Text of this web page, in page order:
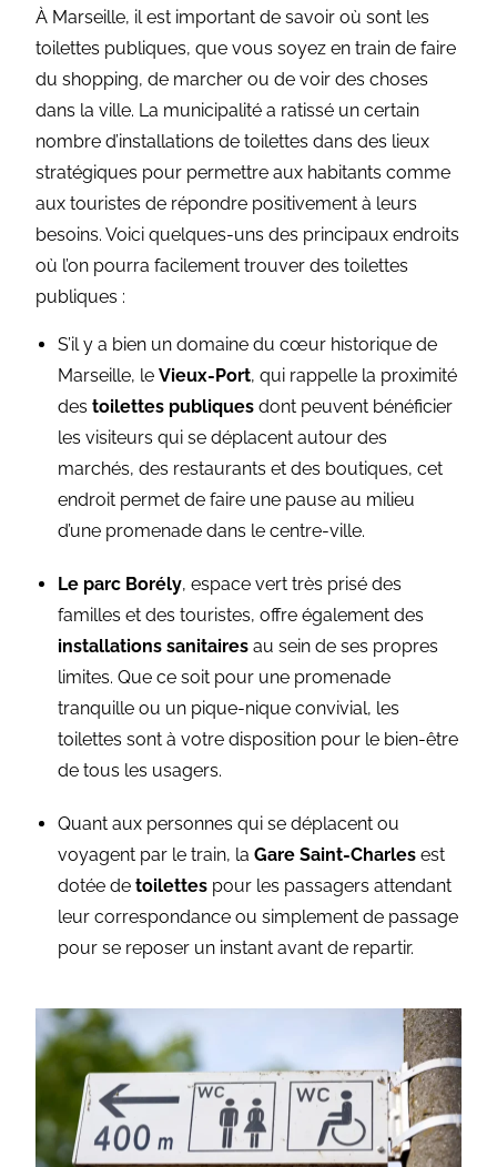
À Marseille, il est important de savoir où sont les
toilettes publiques, que vous soyez en train de faire
du shopping, de marcher ou de voir des choses
dans la ville. La municipalité a ratissé un certain
nombre d’installations de toilettes dans des lieux
stratégiques pour permettre aux habitants comme
aux touristes de répondre positivement à leurs
besoins. Voici quelques-uns des principaux endroits
où l’on pourra facilement trouver des toilettes
publiques :
S’il y a bien un domaine du cœur historique de
Marseille, leVieux-Port, qui rappelle la proximité
destoilettes publiques dont peuvent bénéficier
les visiteurs qui se déplacent autour des
marchés, des restaurants et des boutiques, cet
endroit permet de faire une pause au milieu
d’une promenade dans le centre-ville.
Le parc Borély, espace vert très prisé des
familles et des touristes, offre également des
installations sanitaires au sein de ses propres
limites. Que ce soit pour une promenade
tranquille ou un pique-nique convivial, les
toilettes sont à votre disposition pour le bien-être
de tous les usagers.
Quant aux personnes qui se déplacent ou
voyagent par le train, laGare Saint-Charles est
dotée detoilettes pour les passagers attendant
leur correspondance ou simplement de passage
pour se reposer un instant avant de repartir.